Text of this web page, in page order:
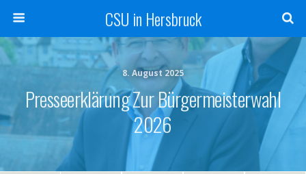
CSU in Hersbruck
8. August 2025
Presseerklärung Zur Bürgermeisterwahl
2026